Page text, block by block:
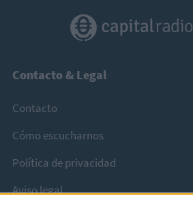
Contacto & Legal
Contacto
Cómo escucharnos
Política de privacidad
Aviso legal